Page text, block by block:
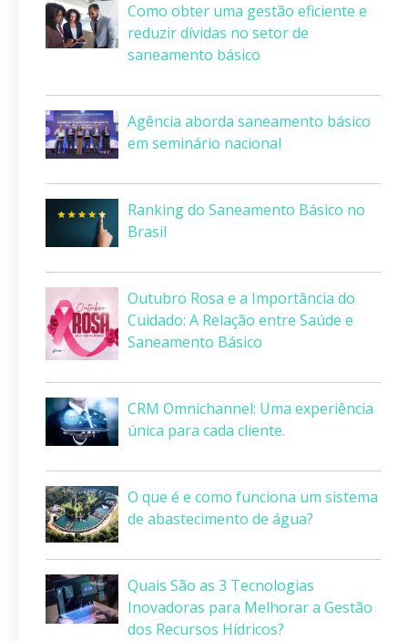
Como obter uma gestão eficiente e
reduzir dívidas no setor de
saneamento básico
Agência aborda saneamento básico
em seminário nacional
Ranking do Saneamento Básico no
Brasil
Outubro Rosa e a Importância do
Cuidado: A Relação entre Saúde e
Saneamento Básico
CRM Omnichannel: Uma experiência
única para cada cliente.
O que é e como funciona um sistema
de abastecimento de água?
Quais São as 3 Tecnologias
Inovadoras para Melhorar a Gestão
dos Recursos Hídricos?